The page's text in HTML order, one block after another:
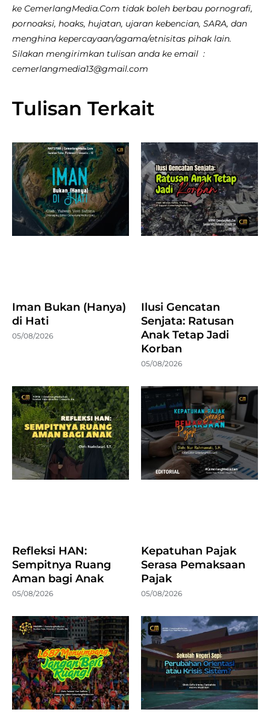
ke CemerlangMedia.Com tidak boleh berbau pornografi,
pornoaksi, hoaks, hujatan, ujaran kebencian, SARA, dan
menghina kepercayaan/agama/etnisitas pihak lain.
Silakan mengirimkan tulisan anda ke email :
cemerlangmedia13@gmail.com
Tulisan Terkait
Iman Bukan (Hanya)
di Hati
05/08/2026
Ilusi Gencatan
Senjata: Ratusan
Anak Tetap Jadi
Korban
05/08/2026
Refleksi HAN:
Sempitnya Ruang
Aman bagi Anak
05/08/2026
Kepatuhan Pajak
Serasa Pemaksaan
Pajak
05/08/2026